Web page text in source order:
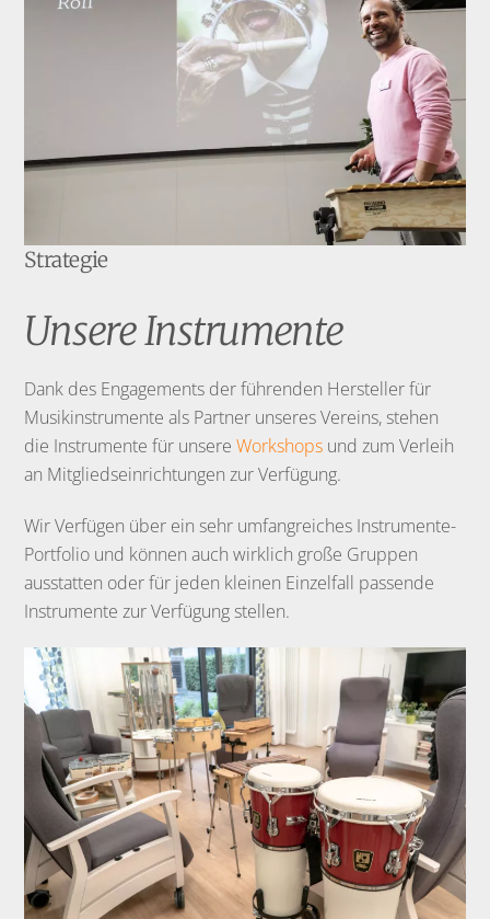
Strategie
Unsere Instrumente
Dank des Engagements der führenden Hersteller für
Musikinstrumente als Partner unseres Vereins, stehen
die Instrumente für unsereWorkshops und zum Verleih
an Mitgliedseinrichtungen zur Verfügung.
Wir Verfügen über ein sehr umfangreiches Instrumente-
Portfolio und können auch wirklich große Gruppen
ausstatten oder für jeden kleinen Einzelfall passende
Instrumente zur Verfügung stellen.